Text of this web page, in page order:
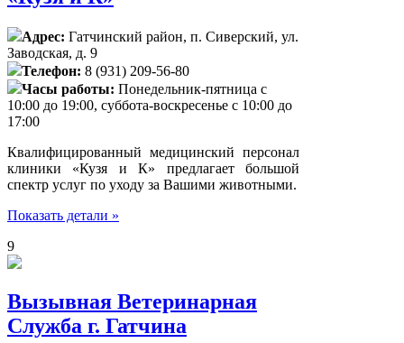
Адрес: Гатчинский район, п. Сиверский, ул.
Заводская, д. 9
Телефон: 8 (931) 209-56-80
Часы работы: Понедельник-пятница с
10:00 до 19:00, суббота-воскресенье с 10:00 до
17:00
Квалифицированный медицинский персонал
клиники «Кузя и К» предлагает большой
спектр услуг по уходу за Вашими животными.
Показать детали »
9
Вызывная Ветеринарная
Служба г. Гатчина